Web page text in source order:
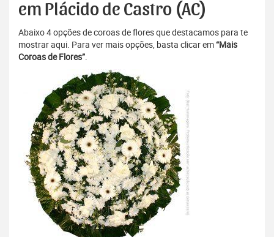
em Plácido de Castro (AC)
Abaixo 4 opções de coroas de flores que destacamos para te
mostrar aqui. Para ver mais opções, basta clicar em“Mais
Coroas de Flores”.